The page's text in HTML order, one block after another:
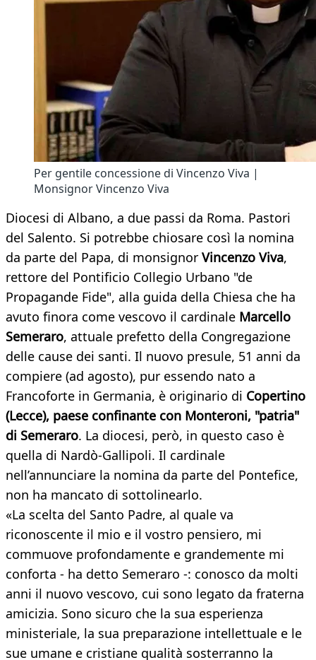
Per gentile concessione di Vincenzo Viva |
Monsignor Vincenzo Viva
Diocesi di Albano, a due passi da Roma. Pastori
del Salento. Si potrebbe chiosare così la nomina
da parte del Papa, di monsignor Vincenzo Viva,
rettore del Pontificio Collegio Urbano "de
Propagande Fide", alla guida della Chiesa che ha
avuto finora come vescovo il cardinale Marcello
Semeraro, attuale prefetto della Congregazione
delle cause dei santi. Il nuovo presule, 51 anni da
compiere (ad agosto), pur essendo nato a
Francoforte in Germania, è originario di Copertino
(Lecce), paese confinante con Monteroni, "patria"
di Semeraro. La diocesi, però, in questo caso è
quella di Nardò-Gallipoli. Il cardinale
nell’annunciare la nomina da parte del Pontefice,
non ha mancato di sottolinearlo.
«La scelta del Santo Padre, al quale va
riconoscente il mio e il vostro pensiero, mi
commuove profondamente e grandemente mi
conforta - ha detto Semeraro -: conosco da molti
anni il nuovo vescovo, cui sono legato da fraterna
amicizia. Sono sicuro che la sua esperienza
ministeriale, la sua preparazione intellettuale e le
sue umane e cristiane qualità sosterranno la